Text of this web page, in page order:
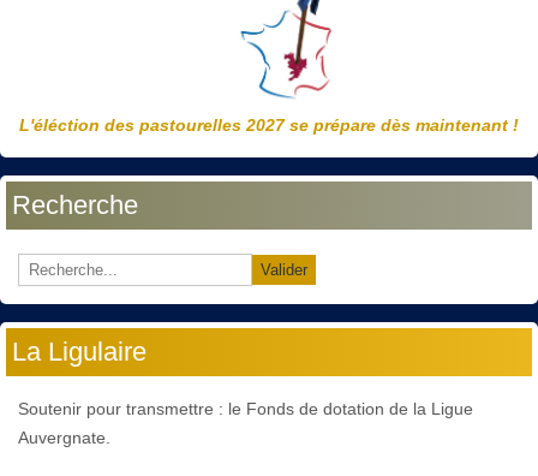
L'éléction des pastourelles 2027 se prépare dès maintenant !
Recherche
Valider
La Ligulaire
Soutenir pour transmettre : le Fonds de dotation de la Ligue
Auvergnate.